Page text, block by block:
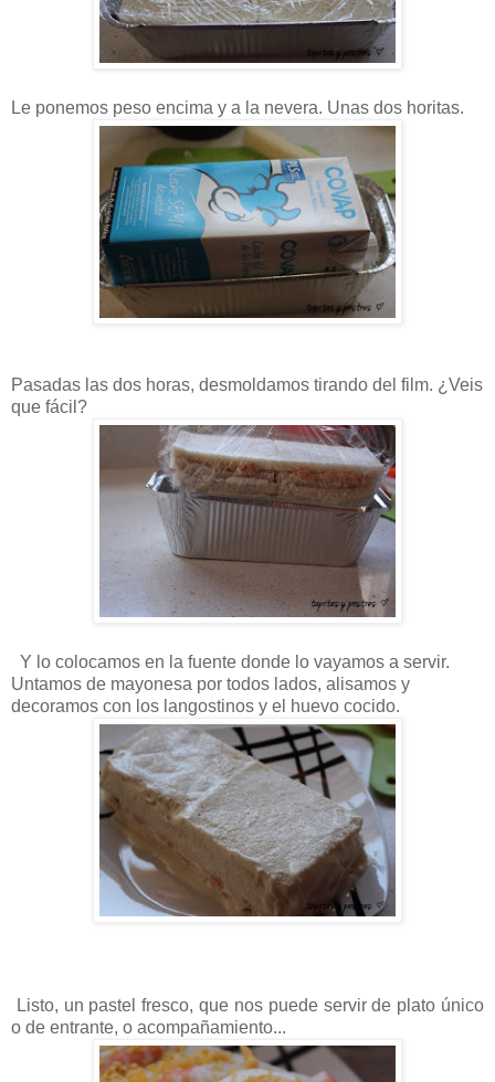
Le ponemos peso encima y a la nevera. Unas dos horitas.
Pasadas las dos horas, desmoldamos tirando del film. ¿Veis
que fácil?
Y lo colocamos en la fuente donde lo vayamos a servir.
Untamos de mayonesa por todos lados, alisamos y
decoramos con los langostinos y el huevo cocido.
Listo, un pastel fresco, que nos puede servir de plato único
o de entrante, o acompañamiento...